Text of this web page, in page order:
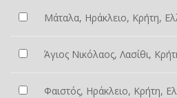
Μάταλα, Ηράκλειο, Κρήτη,
Άγιος Νικόλαος, Λασίθι,
Φαιστός, Ηράκλειο, Κρήτη,